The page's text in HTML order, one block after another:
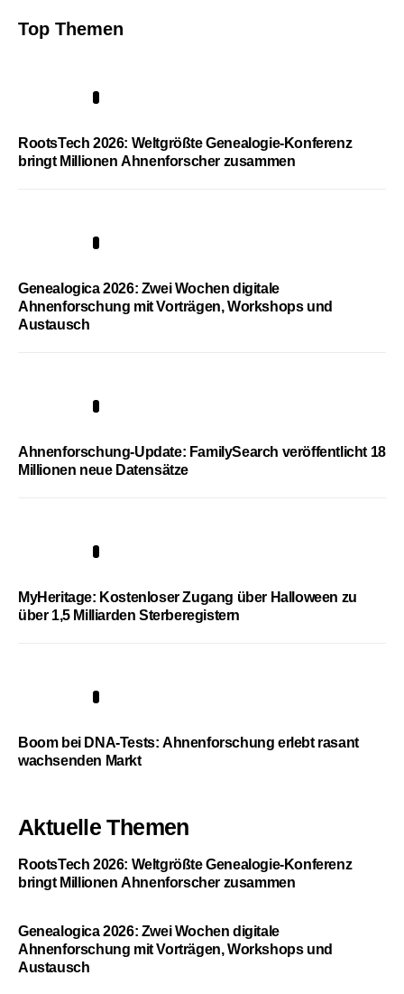
Top Themen
RootsTech 2026: Weltgrößte Genealogie-Konferenz
bringt Millionen Ahnenforscher zusammen
Genealogica 2026: Zwei Wochen digitale
Ahnenforschung mit Vorträgen, Workshops und
Austausch
Ahnenforschung-Update: FamilySearch veröffentlicht 18
Millionen neue Datensätze
MyHeritage: Kostenloser Zugang über Halloween zu
über 1,5 Milliarden Sterberegistern
Boom bei DNA-Tests: Ahnenforschung erlebt rasant
wachsenden Markt
Aktuelle Themen
RootsTech 2026: Weltgrößte Genealogie-Konferenz
bringt Millionen Ahnenforscher zusammen
Genealogica 2026: Zwei Wochen digitale
Ahnenforschung mit Vorträgen, Workshops und
Austausch